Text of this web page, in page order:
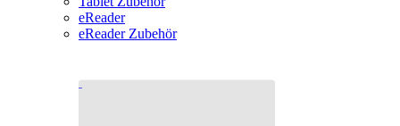
eReader
eReader Zubehör